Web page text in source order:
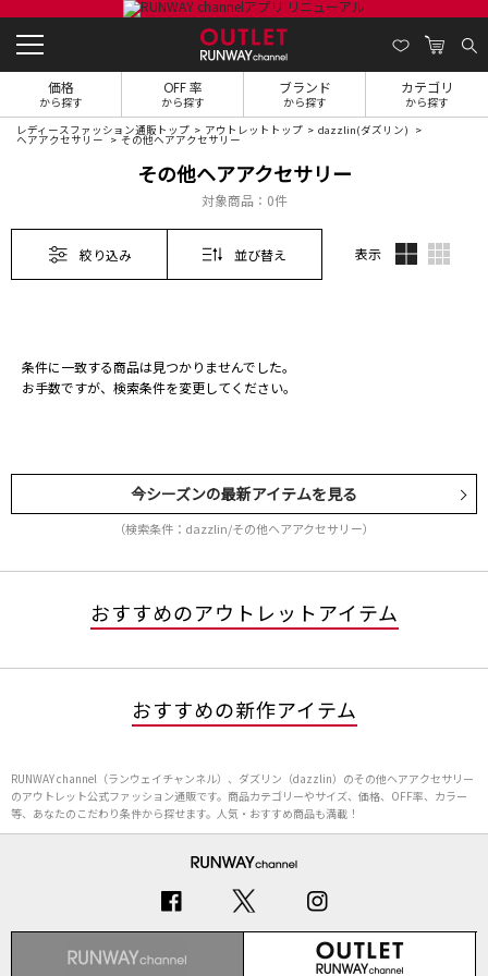
価格
から探す
OFF 率
から探す
ブランド
から探す
カテゴリ
から探す
レディースファッション通販トップ アウトレットトップ dazzlin(ダズリン)
ヘアアクセサリー その他ヘアアクセサリー
その他ヘアアクセサリー
対象商品： 0件
絞り込み 並び替え 表示
条件に一致する商品は見つかりませんでした。
お手数ですが、検索条件を変更してください。
今シーズンの最新アイテムを見る
（検索条件：dazzlin/その他ヘアアクセサリー）
おすすめのアウトレットアイテム
おすすめの新作アイテム
RUNWAY channel（ランウェイチャンネル）、ダズリン（dazzlin）のその他ヘアアクセサリー
のアウトレット公式ファッション通販です。商品カテゴリーやサイズ、価格、OFF率、カラー
等、あなたのこだわり条件から探せます。人気・おすすめ商品も満載！